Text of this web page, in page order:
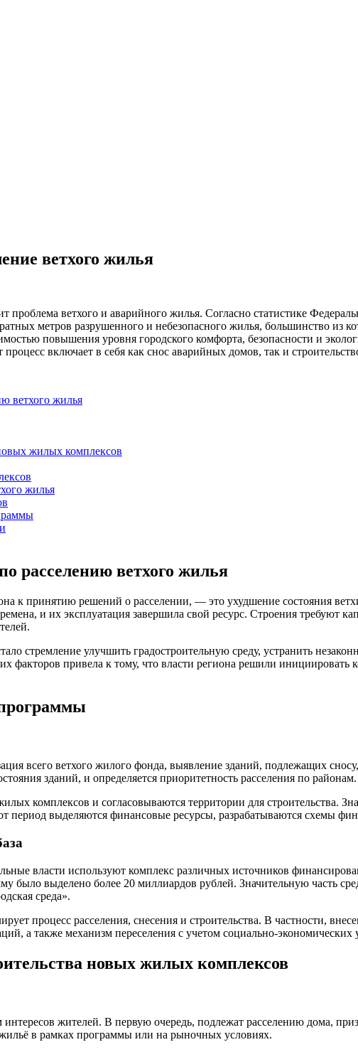
ветхого жилья
проблема ветхого и аварийного жилья. Согласно статистике
метров разрушенного и небезопасного жилья, большинство
повышения уровня городского комфорта, безопасности и
включает в себя как снос аварийных домов, так и
ветхого жилья
жилых комплексов
жилья
расселению ветхого жилья
к принятию решений о расселении, — это ухудшение состояния
и их эксплуатация завершила свой ресурс. Строения требуют
стремление улучшить градостроительную среду, устранить
факторов привела к тому, что власти региона решили
всего ветхого жилого фонда, выявление зданий, подлежащих
зданий, и определяется приоритетность расселения по районам.
комплексов и согласовываются территории для строительства.
период выделяются финансовые ресурсы, разрабатываются схемы
власти используют комплекс различных источников
было выделено более 20 миллиардов рублей. Значительную часть
среда».
процесс расселения, снесения и строительства. В частности,
а также механизм переселения с учетом социально-экономических
новых жилых комплексов
интересов жителей. В первую очередь, подлежат расселению
в рамках программы или на рыночных условиях.